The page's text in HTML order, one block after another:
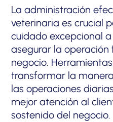
La administración
veterinaria es crucial
cuidado excepcional
asegurar la
negocio.
transformar la
las operaciones
mejor atención al
sostenido del negocio.